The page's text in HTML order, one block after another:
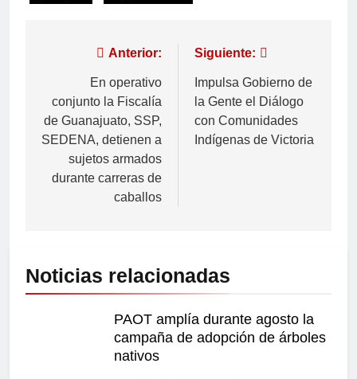
Anterior:
En operativo
conjunto la Fiscalía
de Guanajuato, SSP,
SEDENA, detienen a
sujetos armados
durante carreras de
caballos
Siguiente:
Impulsa Gobierno de
la Gente el Diálogo
con Comunidades
Indígenas de Victoria
Noticias relacionadas
PAOT amplía durante agosto la
campaña de adopción de árboles
nativos